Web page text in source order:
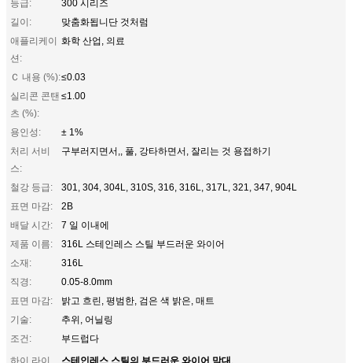
등급:
300 시리즈
길이:
맞춤화됩니단 것처럼
애플리케이
션:
화학 산업, 의료
Ｃ 내용 (%):≤0.03
실리콘 콘탠
츠 (%):
≤1.00
용인성:
± 1%
처리 서비
스:
구부러지면서,, 풀, 강타하면서, 잘리는 것 용접하기
철강 등급:
301, 304, 304L, 310S, 316, 316L, 317L, 321, 347, 904L
표면 마감:
2B
배달 시간:
7 일 이내에
제품 이름:
316L 스테인레스 스틸 부드러운 와이어
소재:
316L
직경:
0.05-8.0mm
표면 마감:
밝고 흐린, 평범한, 검은 색 밝은, 매트
기술:
추위, 어닐링
조건:
부드럽다
하이 라이
스테인레스 스틸의 부드러운 와이어 막대,